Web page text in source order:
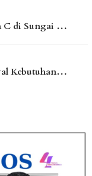
C di Sungai …
Kebutuhan…